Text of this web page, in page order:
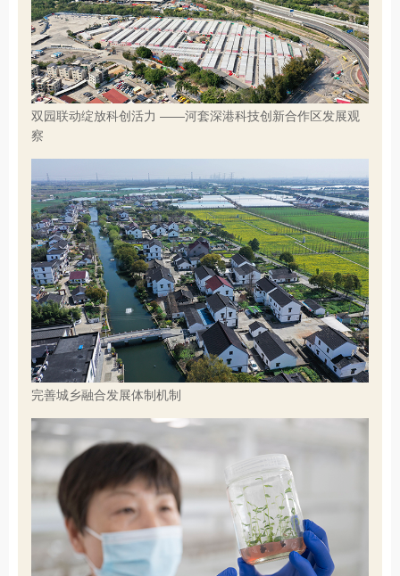
双园联动绽放科创活力 ——河套深港科技创新合作区发展观
察
完善城乡融合发展体制机制